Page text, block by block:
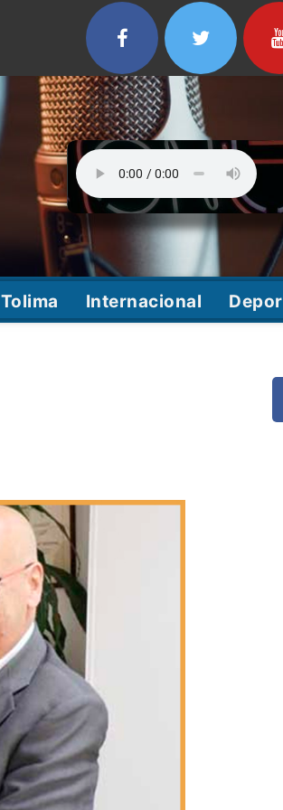
Tolima Internacional